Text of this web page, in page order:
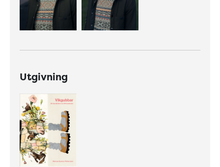
Utgivning